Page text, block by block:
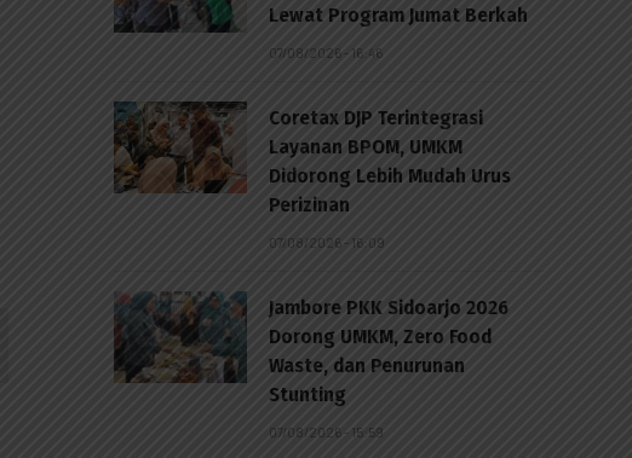
Lewat Program Jumat Berkah
07/08/2026 - 16:46
Coretax DJP Terintegrasi
Layanan BPOM, UMKM
Didorong Lebih Mudah Urus
Perizinan
07/08/2026 - 16:09
Jambore PKK Sidoarjo 2026
Dorong UMKM, Zero Food
Waste, dan Penurunan
Stunting
07/08/2026 - 15:59